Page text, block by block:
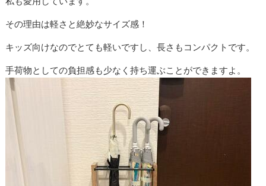
その理由は軽さと絶妙なサイズ感！
キッズ向けなのでとても軽いですし、長さもコンパクトです。
手荷物としての負担感も少なく持ち運ぶことができますよ。